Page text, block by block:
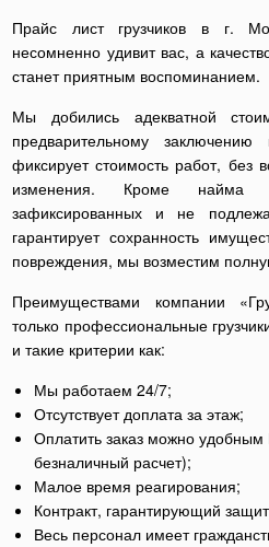
Прайс лист грузчиков в г.
несомненно удивит вас, а
станет приятным воспоминанием.
Мы добились адекватной
предварительному заключению
фиксирует стоимость работ, без
изменения. Кроме найма
зафиксированных и не
гарантирует сохранность
повреждения, мы возместим
Преимуществами компании
только профессиональные
и такие критерии как:
Мы работаем 24/7;
Отсутствует доплата за этаж;
Оплатить заказ можно
безналичный расчет);
Малое время реагирования;
Контракт, гарантирующий
Весь персонал имеет